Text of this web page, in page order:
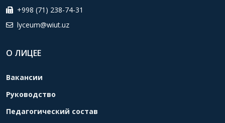
+998 (71) 238-74-31
lyceum@wiut.uz
О ЛИЦЕЕ
Вакансии
Руководство
Педагогический состав